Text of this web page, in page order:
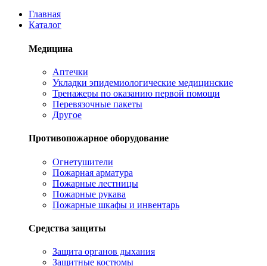
Главная
Каталог
Медицина
Аптечки
Укладки эпидемиологические медицинские
Тренажеры по оказанию первой помощи
Перевязочные пакеты
Другое
Противопожарное оборудование
Огнетушители
Пожарная арматура
Пожарные лестницы
Пожарные рукава
Пожарные шкафы и инвентарь
Средства защиты
Защита органов дыхания
Защитные костюмы